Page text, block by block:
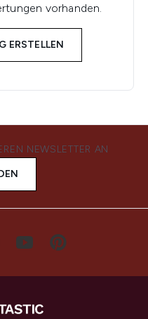
vorhanden.
ERSTELLEN
NEWSLETTER AN